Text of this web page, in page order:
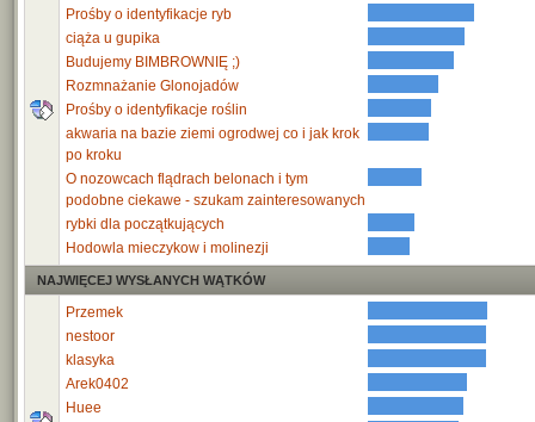
Prośby o identyfikacje ryb
ciąża u gupika
Budujemy BIMBROWNIĘ ;)
Rozmnażanie Glonojadów
Prośby o identyfikacje roślin
akwaria na bazie ziemi ogrodwej co i jak krok
po kroku
O nozowcach flądrach belonach i tym
podobne ciekawe - szukam zainteresowanych
rybki dla początkujących
Hodowla mieczykow i molinezji
NAJWIĘCEJ WYSŁANYCH WĄTKÓW
Przemek
nestoor
klasyka
Arek0402
Huee